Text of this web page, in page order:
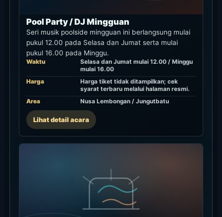
Pool Party / DJ Mingguan
Seri musik poolside mingguan ini berlangsung mulai
pukul 12.00 pada Selasa dan Jumat serta mulai
pukul 16.00 pada Minggu.
Waktu
Selasa dan Jumat mulai 12.00 / Minggu
mulai 16.00
Harga
Harga tiket tidak ditampilkan; cek
syarat terbaru melalui halaman resmi.
Area
Nusa Lembongan / Jungutbatu
Lihat detail acara